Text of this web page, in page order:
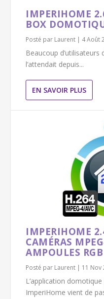
IMPERIHOME
BOX
Posté par Laurent | 4 Août
Beaucoup d’utilisateurs
l’attendait depuis...
EN SAVOIR PLUS
IMPERIHOME
CAMÉRAS
AMPOULES RGB
Posté par Laurent 11 Nov
L’application
ImperiHome vient de